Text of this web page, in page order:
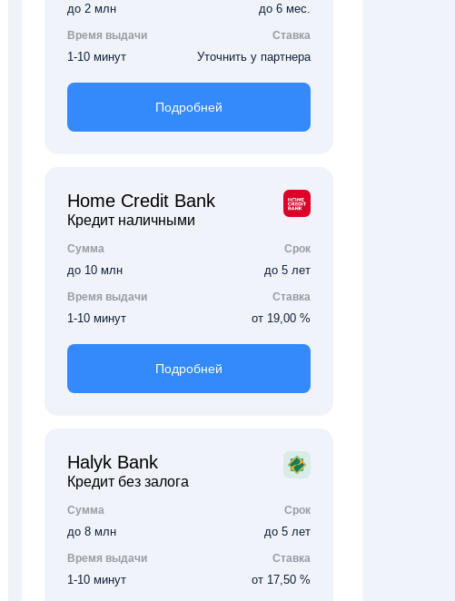
до 2 млн до 6 мес.
Время выдачи Ставка
1-10 минут Уточнить у партнера
Подробней
Home Credit Bank
Кредит наличными
Сумма Срок
до 10 млн до 5 лет
Время выдачи Ставка
1-10 минут от 19,00 %
Подробней
Halyk Bank
Кредит без залога
Сумма Срок
до 8 млн до 5 лет
Время выдачи Ставка
1-10 минут от 17,50 %